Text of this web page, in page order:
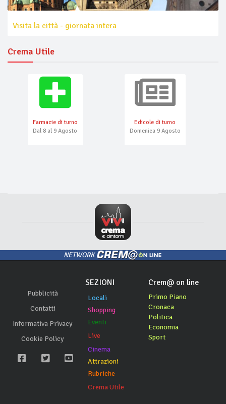
Visita la città - giornata intera
Crema Utile
Farmacie di turno
Dal 8 al 9 Agosto
Edicole di turno
Domenica 9 Agosto
NETWORK
Pubblicità
Contatti
Informativa Privacy
Cookie Policy
SEZIONI
Locali
Shopping
Eventi
Live
Cinema
Attrazioni
Rubriche
Crema Utile
Crem@ on line
Primo Piano
Cronaca
Politica
Economia
Sport